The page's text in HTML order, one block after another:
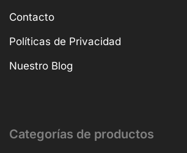
Contacto
Políticas de Privacidad
Nuestro Blog
Categorías de productos